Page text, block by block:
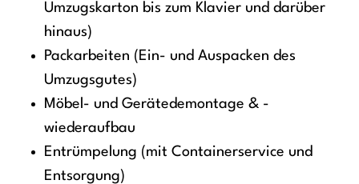
Umzugskarton bis zum Klavier und darüber
hinaus)
Packarbeiten (Ein- und Auspacken des
Umzugsgutes)
Möbel- und Gerätedemontage & -
wiederaufbau
Entrümpelung (mit Containerservice und
Entsorgung)